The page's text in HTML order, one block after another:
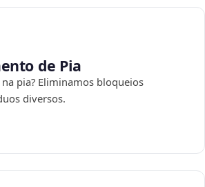
de Pia
pia? Eliminamos bloqueios
diversos.